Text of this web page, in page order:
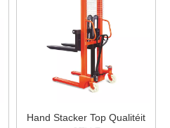
Hand Stacker Top Qualitéit